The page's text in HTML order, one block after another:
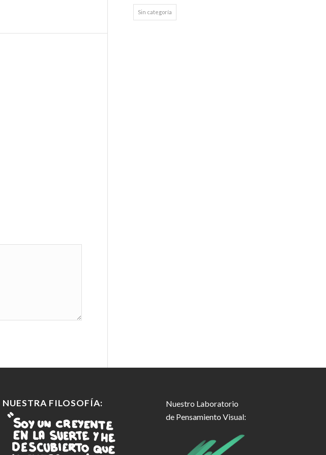
Sin categoría
NUESTRA FILOSOFÍA:
Nuestro Laboratorio
de Pensamiento Visual: